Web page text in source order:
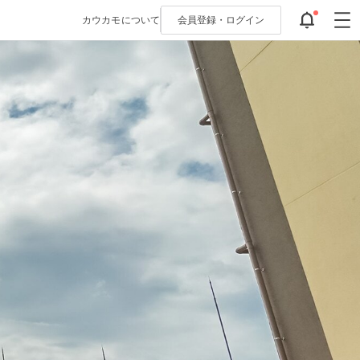
カウカモについて 会員登録・ ログイン